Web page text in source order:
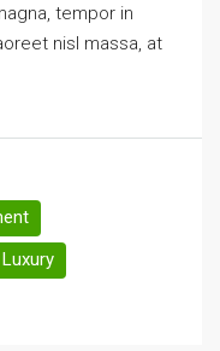
tempor in
nisl massa, at
Luxury